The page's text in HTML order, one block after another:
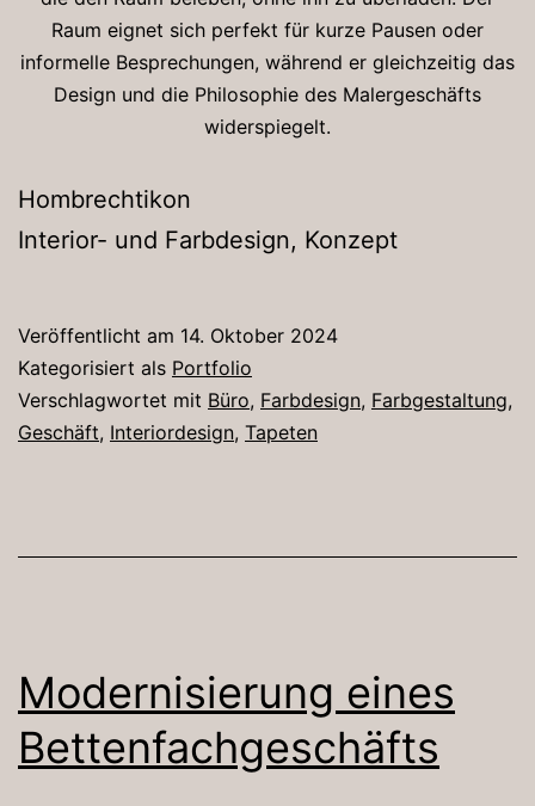
Raum eignet sich perfekt für kurze Pausen oder
informelle Besprechungen, während er gleichzeitig das
Design und die Philosophie des Malergeschäfts
widerspiegelt.
Hombrechtikon
Interior- und Farbdesign, Konzept
Veröffentlicht am 14. Oktober 2024
Kategorisiert als Portfolio
Verschlagwortet mit Büro, Farbdesign, Farbgestaltung,
Geschäft, Interiordesign, Tapeten
Modernisierung eines
Bettenfachgeschäfts